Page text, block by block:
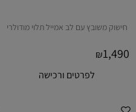
חישוק משובץ עם לב אמייל תלוי מודולרי
₪1,490
לפרטים ורכישה